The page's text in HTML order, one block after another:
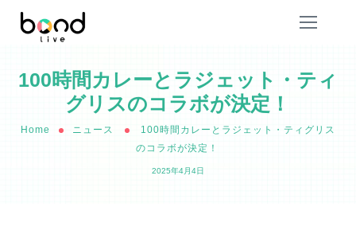
100時間カレーとラジェット・ティ
グリスのコラボが決定！
Home ニュース
100時間カレーとラジェット・ティグリス
のコラボが決定！
2025年4月4日